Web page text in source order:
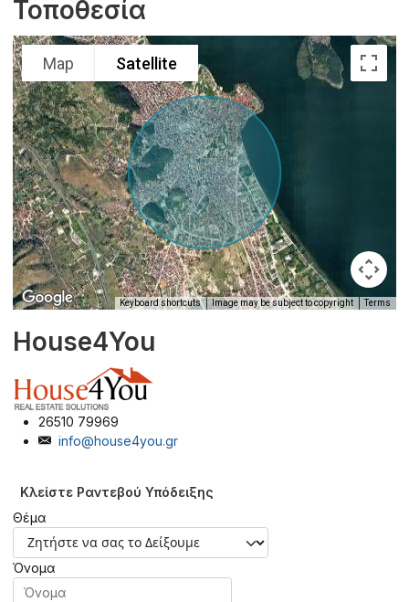
Τοποθεσία
Map Satellite
Keyboard shortcuts Image may be subject to copyright Terms
House4You
26510 79969
info@house4you.gr
Κλείστε Ραντεβού Υπόδειξης
Θέμα
Όνομα